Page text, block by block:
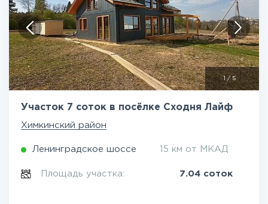
1/5
Участок 7 соток в посёлке Сходня Лайф
Химкинский район
Ленинградское шоссе 15 км от МКАД
Площадь участка: 7.04 соток